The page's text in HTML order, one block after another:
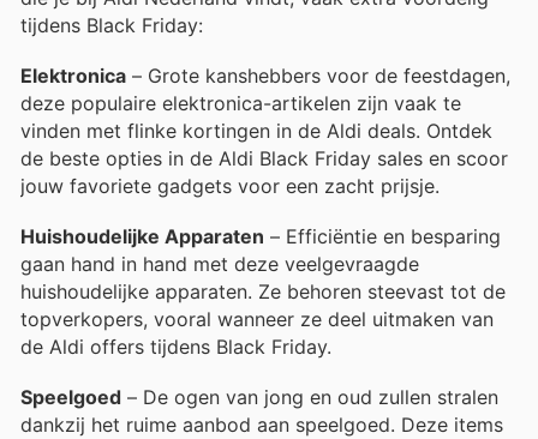
tijdens Black Friday:
Elektronica – Grote kanshebbers voor de feestdagen,
deze populaire elektronica-artikelen zijn vaak te
vinden met flinke kortingen in de Aldi deals. Ontdek
de beste opties in de Aldi Black Friday sales en scoor
jouw favoriete gadgets voor een zacht prijsje.
Huishoudelijke Apparaten – Efficiëntie en besparing
gaan hand in hand met deze veelgevraagde
huishoudelijke apparaten. Ze behoren steevast tot de
topverkopers, vooral wanneer ze deel uitmaken van
de Aldi offers tijdens Black Friday.
Speelgoed – De ogen van jong en oud zullen stralen
dankzij het ruime aanbod aan speelgoed. Deze items